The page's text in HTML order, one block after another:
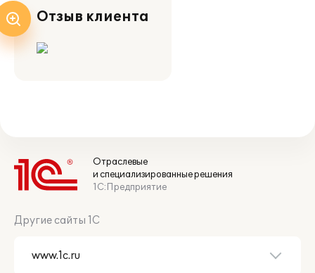
Отзыв клиента
Отраслевые
и специализированные решения
1С:Предприятие
Другие сайты 1С